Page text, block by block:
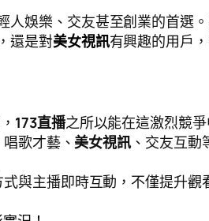
娛樂、交友甚至創業的首選。
還是對美女視訊有興趣的用戶
173直播之所以能在這激烈競
歌才藝、 美女視訊、交友互動
與主播即時互動，不僅提升觀